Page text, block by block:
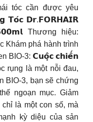
tóc cần được yêu
𝗧𝗼́𝗰 𝗗𝗿.𝗙𝗢𝗥𝗛𝗔𝗜𝗥
Thương hiệu:
Khám phá hành trình
BIO-3: 𝗖𝘂𝗼̣̂𝗰 𝗰𝗵𝗶𝗲̂́𝗻
rụng là một nỗi đau,
BIO-3, bạn sẽ chứng
ngoạn mục. Giảm
là một con số, mà
kỳ diệu của sản